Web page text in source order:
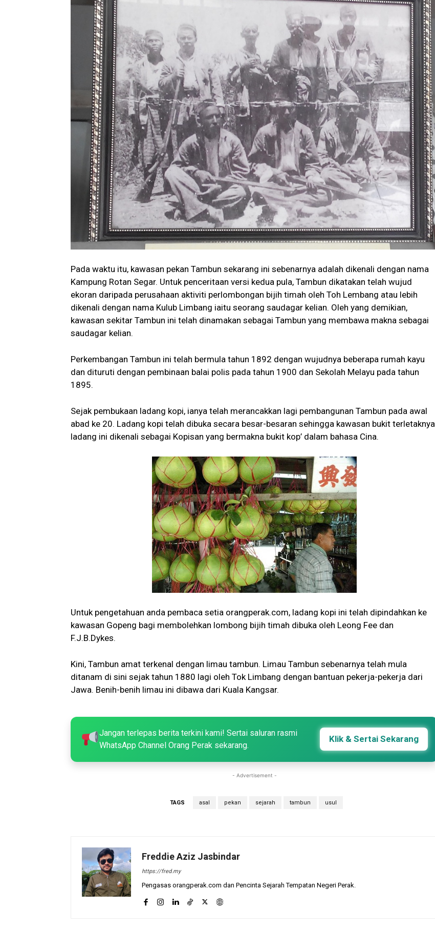
Pada waktu itu, kawasan pekan Tambun sekarang ini sebenarnya adalah dikenali dengan nama
Kampung Rotan Segar. Untuk penceritaan versi kedua pula, Tambun dikatakan telah wujud
ekoran daripada perusahaan aktiviti perlombongan bijih timah oleh Toh Lembang atau lebih
dikenali dengan nama Kulub Limbang iaitu seorang saudagar kelian. Oleh yang demikian,
kawasan sekitar Tambun ini telah dinamakan sebagai Tambun yang membawa makna sebagai
saudagar kelian.
Perkembangan Tambun ini telah bermula tahun 1892 dengan wujudnya beberapa rumah kayu
dan dituruti dengan pembinaan balai polis pada tahun 1900 dan Sekolah Melayu pada tahun
1895.
Sejak pembukaan ladang kopi, ianya telah merancakkan lagi pembangunan Tambun pada awal
abad ke 20. Ladang kopi telah dibuka secara besar-besaran sehingga kawasan bukit terletaknya
ladang ini dikenali sebagai Kopisan yang bermakna bukit kop’ dalam bahasa Cina.
Untuk pengetahuan anda pembaca setia orangperak.com, ladang kopi ini telah dipindahkan ke
kawasan Gopeng bagi membolehkan lombong bijih timah dibuka oleh Leong Fee dan
F.J.B.Dykes.
Kini, Tambun amat terkenal dengan limau tambun. Limau Tambun sebenarnya telah mula
ditanam di sini sejak tahun 1880 lagi oleh Tok Limbang dengan bantuan pekerja-pekerja dari
Jawa. Benih-benih limau ini dibawa dari Kuala Kangsar.
Jangan terlepas berita terkini kami! Sertai saluran rasmi
WhatsApp Channel Orang Perak sekarang.
Klik & Sertai Sekarang
- Advertisement -
TAGS asal pekan sejarah tambun usul
Freddie Aziz Jasbindar
https://fred.my
Pengasas orangperak.com dan Pencinta Sejarah Tempatan Negeri Perak.